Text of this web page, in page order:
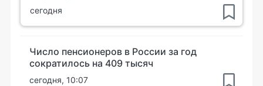
сегодня
Число пенсионеров в России за год
сократилось на 409 тысяч
сегодня, 10:07